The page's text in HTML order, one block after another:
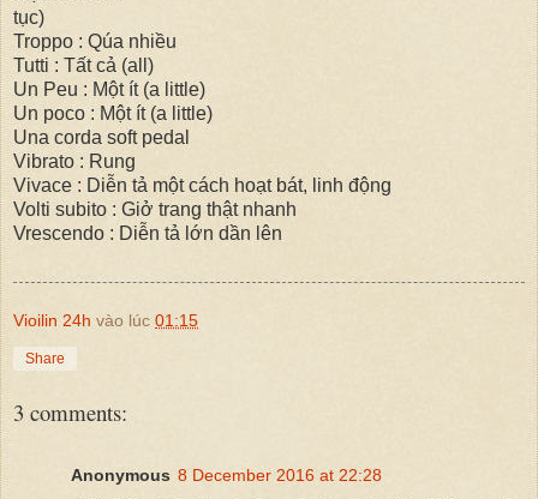
tục)
Troppo : Qúa nhiều
Tutti : Tất cả (all)
Un Peu : Một ít (a little)
Un poco : Một ít (a little)
Una corda soft pedal
Vibrato : Rung
Vivace : Diễn tả một cách hoạt bát, linh động
Volti subito : Giở trang thật nhanh
Vrescendo : Diễn tả lớn dần lên
Vioilin 24h vào lúc 01:15
Share
3 comments:
Anonymous 8 December 2016 at 22:28